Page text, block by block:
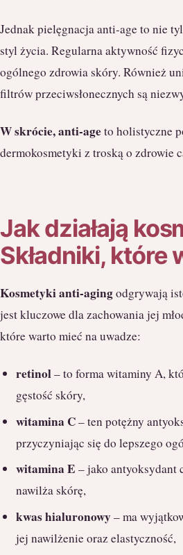
Jednak pielęgnacja anti-age to nie
styl życia. Regularna aktywność
ogólnego zdrowia skóry. Również
filtrów przeciwsłonecznych są
W skrócie, anti-ageto holistyczne
dermokosmetyki z troską o zdrowie
Jak działają
Składniki, które
Kosmetyki anti-agingodgrywają
jest kluczowe dla zachowania jej
które warto mieć na uwadze:
retinol– to forma witaminy A,
gęstość skóry,
witamina C– ten potężny
przyczyniając się do lepszego
witamina E – jako antyoksydant
nawilża skórę,
kwas hialuronowy– ma
jej nawilżenie oraz elastyczność,